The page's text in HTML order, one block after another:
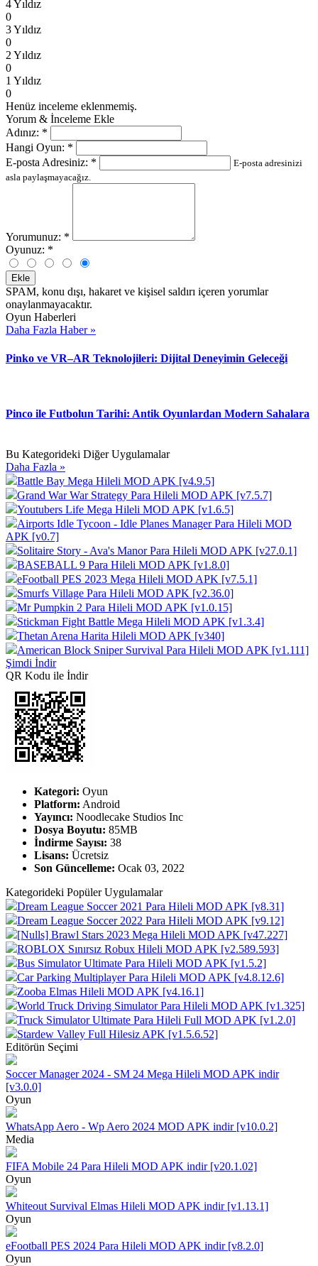
4 Yıldız
0
3 Yıldız
0
2 Yıldız
0
1 Yıldız
0
Henüz inceleme eklenmemiş.
Yorum & İnceleme Ekle
Adınız: *
Hangi Oyun: *
E-posta Adresiniz: *
E-posta adresinizi
asla paylaşmayacağız.
Yorumunuz: *
Oyunuz: *
Ekle
SPAM, konu dışı, hakaret ve kişisel saldırı içeren yorumlar
onaylanmayacaktır.
Oyun Haberleri
Daha Fazla Haber »
Pinko ve VR–AR Teknolojileri: Dijital Deneyimin Geleceği
Pinco ile Futbolun Tarihi: Antik Oyunlardan Modern Sahalara
Bu Kategorideki Diğer Uygulamalar
Daha Fazla »
Battle Bay Mega Hileli MOD APK [v4.9.5]
Grand War War Strategy Para Hileli MOD APK [v7.5.7]
Youtubers Life Mega Hileli MOD APK [v1.6.5]
Airports Idle Tycoon - Idle Planes Manager Para Hileli MOD
APK [v0.7]
Solitaire Story - Ava's Manor Para Hileli MOD APK [v27.0.1]
BASEBALL 9 Para Hileli MOD APK [v1.8.0]
eFootball PES 2023 Mega Hileli MOD APK [v7.5.1]
Smurfs Village Para Hileli MOD APK [v2.36.0]
Mr Pumpkin 2 Para Hileli MOD APK [v1.0.15]
Stickman Fight Battle Mega Hileli MOD APK [v1.3.4]
Thetan Arena Harita Hileli MOD APK [v340]
American Block Sniper Survival Para Hileli MOD APK [v1.111]
Şimdi İndir
QR Kodu ile İndir
Kategori: Oyun
Platform: Android
Yayıncı: Noodlecake Studios Inc
Dosya Boyutu: 85MB
İndirme Sayısı: 38
Lisans: Ücretsiz
Son Güncelleme: Ocak 03, 2022
Kategorideki Popüler Uygulamalar
Dream League Soccer 2021 Para Hileli MOD APK [v8.31]
Dream League Soccer 2022 Para Hileli MOD APK [v9.12]
[Nulls] Brawl Stars 2023 Mega Hileli MOD APK [v47.227]
ROBLOX Sınırsız Robux Hileli MOD APK [v2.589.593]
Bus Simulator Ultimate Para Hileli MOD APK [v1.5.2]
Car Parking Multiplayer Para Hileli MOD APK [v4.8.12.6]
Zooba Elmas Hileli MOD APK [v4.16.1]
World Truck Driving Simulator Para Hileli MOD APK [v1.325]
Truck Simulator Ultimate Para Hileli Full MOD APK [v1.2.0]
Stardew Valley Full Hilesiz APK [v1.5.6.52]
Editörün Seçimi
Soccer Manager 2024 - SM 24 Mega Hileli MOD APK indir
[v3.0.0]
Oyun
WhatsApp Aero - Wp Aero 2024 MOD APK indir [v10.0.2]
Media
FIFA Mobile 24 Para Hileli MOD APK indir [v20.1.02]
Oyun
Whiteout Survival Elmas Hileli MOD APK indir [v1.13.1]
Oyun
eFootball PES 2024 Para Hileli MOD APK indir [v8.2.0]
Oyun